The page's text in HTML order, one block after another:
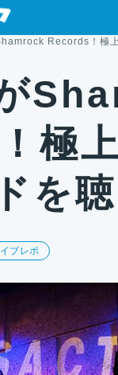
Records！極
極
を
ブレポ